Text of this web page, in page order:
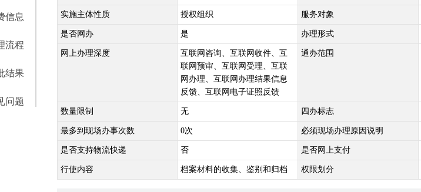
信息
流程
结果
问题
实施主体性质 授权组织 服务对象
是否网办 是 办理形式
网上办理深度
互联网咨询、互联网收件、互
联网预审、互联网受理、互联
网办理、互联网办理结果信息
反馈、互联网电子证照反馈
通办范围
数量限制 无 四办标志
最多到现场办事次数 0次 必须现场办理原因说明
是否支持物流快递 否 是否网上支付
行使内容 档案材料的收集、鉴别和归档 权限划分